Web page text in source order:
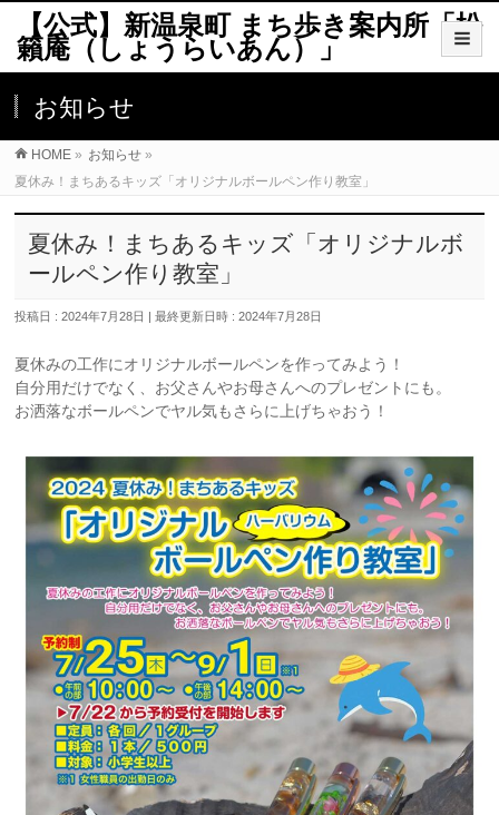
【公式】新温泉町 まち歩き案内所「松
籟庵（しょうらいあん）」
お知らせ
HOME » お知らせ »
夏休み！まちあるキッズ「オリジナルボールペン作り教室」
夏休み！まちあるキッズ「オリジナルボ
ールペン作り教室」
投稿日 : 2024年7月28日 最終更新日時 : 2024年7月28日
夏休みの工作にオリジナルボールペンを作ってみよう！
自分用だけでなく、お父さんやお母さんへのプレゼントにも。
お洒落なボールペンでヤル気もさらに上げちゃおう！